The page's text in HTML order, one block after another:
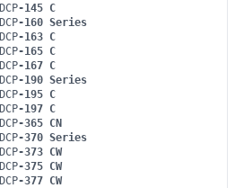
DCP-145 C
DCP-160 Series
DCP-163 C
DCP-165 C
DCP-167 C
DCP-190 Series
DCP-195 C
DCP-197 C
DCP-365 CN
DCP-370 Series
DCP-373 CW
DCP-375 CW
DCP-377 CW